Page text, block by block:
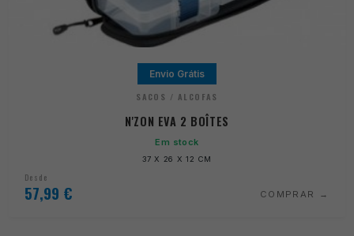
Envio Grátis
SACOS / ALCOFAS
N'ZON EVA 2 BOÎTES
Em stock
37 X 26 X 12 CM
Desde
57,99 € COMPRAR